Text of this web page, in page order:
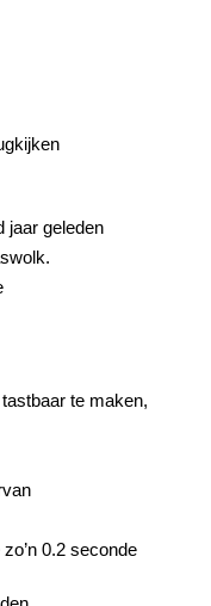
jaar geleden
te maken,
0.2 seconde